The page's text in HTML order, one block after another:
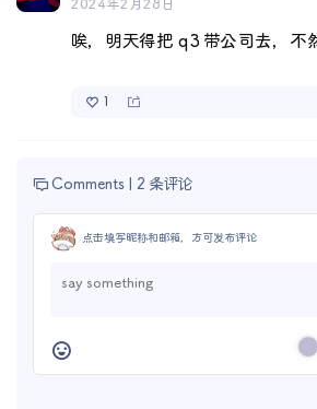
2024年2月28日
唉，明天得把 q3 带公司去，不
1
Comments | 2 条评论
点击填写昵称和邮箱，方可发布评论